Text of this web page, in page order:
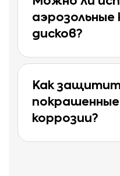
аэрозольные
дисков?
Как
коррозии?